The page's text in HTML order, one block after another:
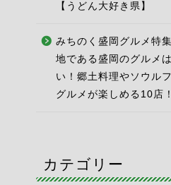
【うどん大好き県】
みちのく盛岡グルメ特
地である盛岡のグルメ
い！郷土料理やソウル
グルメが楽しめる10店
カテゴリー